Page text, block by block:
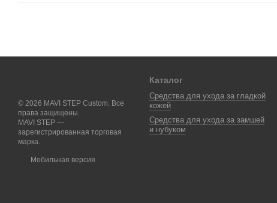
© 2026 MAVI STEP Custom. Все
права защищены.
MAVI STEP —
зарегистрированная торговая
марка.
Мобильная версия
Каталог
Средства для ухода за гладкой
кожей
Средства для ухода за замшей
и нубуком